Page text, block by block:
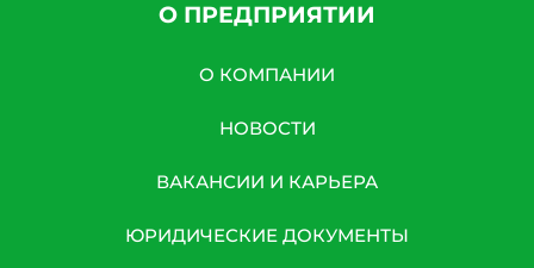
О ПРЕДПРИЯТИИ
О КОМПАНИИ
НОВОСТИ
ВАКАНСИИ И КАРЬЕРА
ЮРИДИЧЕСКИЕ ДОКУМЕНТЫ